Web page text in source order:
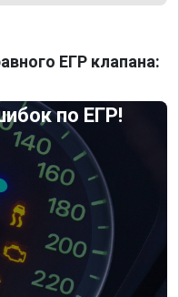
ЕГР клапана:
по ЕГР!